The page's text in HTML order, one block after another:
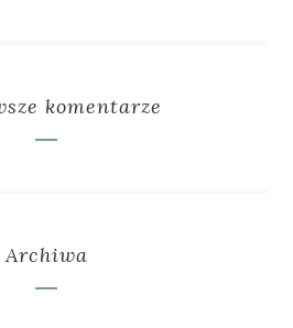
komentarze
Archiwa